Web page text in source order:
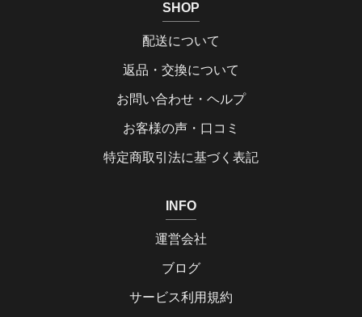
SHOP
配送について
返品・交換について
お問い合わせ・ヘルプ
お客様の声・口コミ
特定商取引法に基づく表記
INFO
運営会社
ブログ
サービス利用規約